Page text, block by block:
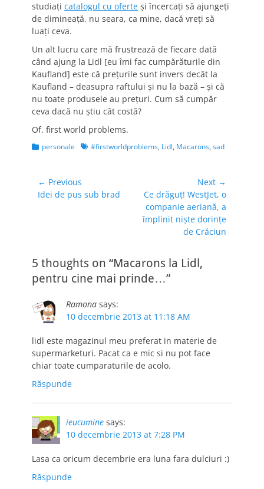
studiaţi catalogul cu oferte şi încercaţi să ajungeţi
de dimineaţă, nu seara, ca mine, dacă vreţi să
luaţi ceva.
Un alt lucru care mă frustrează de fiecare dată
când ajung la Lidl [eu îmi fac cumpărăturile din
Kaufland] este că preţurile sunt invers decât la
Kaufland – deasupra raftului şi nu la bază – şi că
nu toate produsele au preţuri. Cum să cumpăr
ceva dacă nu ştiu cât costă?
Of, first world problems.
Categories
personale Tags#firstworldproblems, Lidl, Macarons, sad
Navigare
în
← Previous
Previous
Idei de pus sub brad
Next →
Next
post:
Ce drăguţ! WestJet, o
companie aeriană, a
împlinit nişte dorinţe
de Crăciun
5 thoughts on “Macarons la Lidl,
pentru cine mai prinde…”
Ramona says:
10 decembrie 2013 at 11:18 AM
lidl este magazinul meu preferat in materie de
supermarketuri. Pacat ca e mic si nu pot face
chiar toate cumparaturile de acolo.
Răspunde
ieucumine says:
10 decembrie 2013 at 7:28 PM
Lasa ca oricum decembrie era luna fara dulciuri :)
Răspunde